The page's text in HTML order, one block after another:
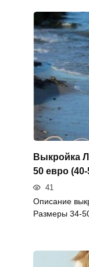
Выкройка
50 евро
41
Описание
Размеры 34-